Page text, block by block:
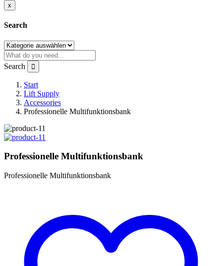
x
Search
Search
Start
Lift Supply
Accessories
Professionelle Multifunktionsbank
Professionelle Multifunktionsbank
Professionelle Multifunktionsbank